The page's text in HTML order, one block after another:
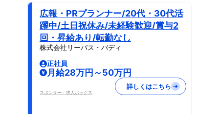
広報・PRプランナー/20代・30代活
躍中/土日祝休み/未経験歓迎/賞与2
回・昇給あり/転勤なし
株式会社リーパス・バディ
正社員
月給28万円～50万円
スポンサー：求人ボックス
詳しくはこちら